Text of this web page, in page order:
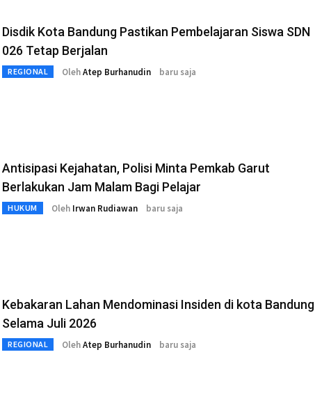
Disdik Kota Bandung Pastikan Pembelajaran Siswa SDN
026 Tetap Berjalan
REGIONAL OlehAtep Burhanudin baru saja
Antisipasi Kejahatan, Polisi Minta Pemkab Garut
Berlakukan Jam Malam Bagi Pelajar
HUKUM Oleh Irwan Rudiawan baru saja
Kebakaran Lahan Mendominasi Insiden di kota Bandung
Selama Juli 2026
REGIONAL OlehAtep Burhanudin baru saja